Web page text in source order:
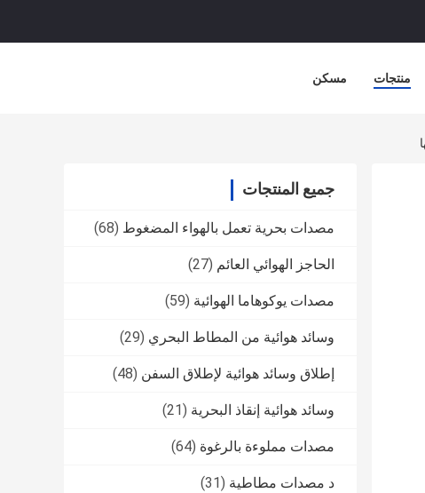
مسكن منتجات
جميع المنتجات
مصدات بحرية تعمل بالهواء المضغوط (68)
الحاجز الهوائي العائم (27)
مصدات يوكوهاما الهوائية (59)
وسائد هوائية من المطاط البحري (29)
إطلاق وسائد هوائية لإطلاق السفن (48)
وسائد هوائية إنقاذ البحرية (21)
مصدات مملوءة بالرغوة (64)
د مصدات مطاطية (31)